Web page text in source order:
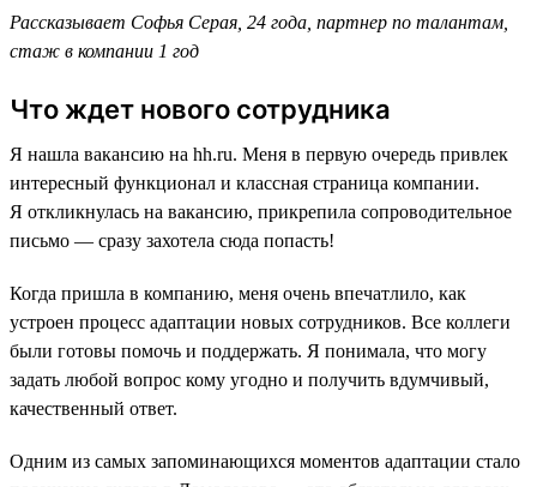
Рассказывает Софья Серая, 24 года, партнер по талантам,
стаж в компании 1 год
Что ждет нового сотрудника
Я нашла вакансию на hh.ru. Меня в первую очередь привлек
интересный функционал и классная страница компании.
Я откликнулась на вакансию, прикрепила сопроводительное
письмо — сразу захотела сюда попасть!
Когда пришла в компанию, меня очень впечатлило, как
устроен процесс адаптации новых сотрудников. Все коллеги
были готовы помочь и поддержать. Я понимала, что могу
задать любой вопрос кому угодно и получить вдумчивый,
качественный ответ.
Одним из самых запоминающихся моментов адаптации стало